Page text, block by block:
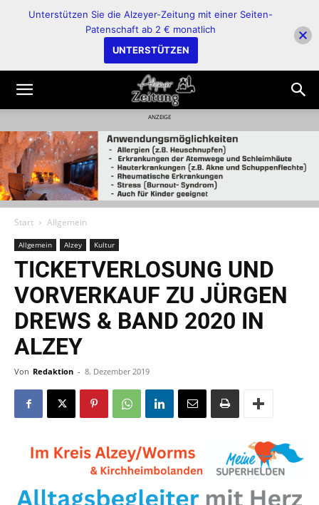
ANZEIGE
Start Allgemein
Allgemein Alzey Kultur
TICKETVERLOSUNG UND
VORVERKAUF ZU JÜRGEN
DREWS & BAND 2020 IN
ALZEY
Von Redaktion - 8. Dezember 2019
Unterstützen Sie die Alzeyer-Zeitung mit einer Seiten-
Patenschaft ab 2 € monatlich
UNTERSTÜTZEN